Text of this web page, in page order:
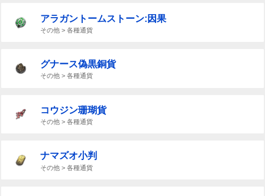
アラガントームストーン:因果
その他 > 各種通貨
グナース偽黒銅貨
その他 > 各種通貨
コウジン珊瑚貨
その他 > 各種通貨
ナマズオ小判
その他 > 各種通貨